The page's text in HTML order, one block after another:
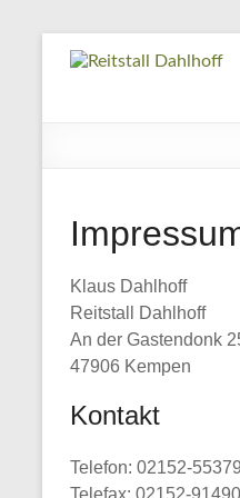
Inhalt
Klaus Dahlhoff
Reitstall Dahlhoff
An der Gastendonk
47906 Kempen
Kontakt
Telefon: 02152-
Telefax: 02152-